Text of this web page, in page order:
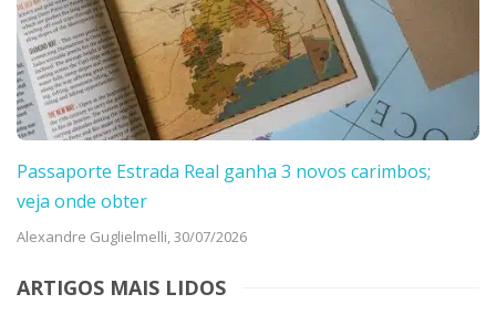
Passaporte Estrada Real ganha 3 novos carimbos;
veja onde obter
Alexandre Guglielmelli,30/07/2026
ARTIGOS MAIS LIDOS